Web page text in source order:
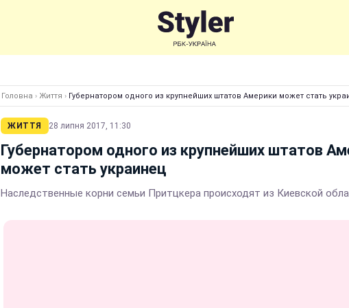
Головна › Життя › Губернатором одного из крупнейших штатов Америки может стать
ЖИТТЯ 28 липня 2017, 11:30
Губернатором одного из крупнейших штатов
может стать украинец
Наследственные корни семьи Притцкера происходят из Киевской